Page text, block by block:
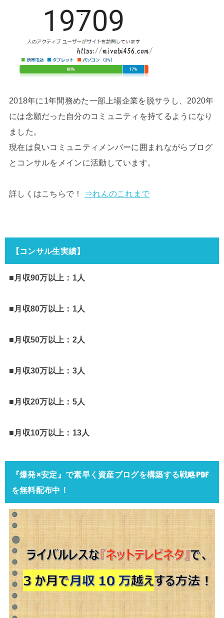
2018年に1年間務めた一部上場企業を脱サラし、2020年
には念願だった自分のコミュニティを持てるようになり
ました。
現在は良いコミュニティメンバーに囲まれながらブログ
とコンサルをメインに活動しています。
詳しくはこちらで！ ⇒れんのこれまで
【コンサル生実績】
■月収90万以上：1人
■月収80万以上：1人
■月収50万以上：2人
■月収30万以上：3人
■月収20万以上：5人
■月収10万以上：13人
『爆発×安定』で素早く資産ブログを構築する戦略PDF
を無料配布中！